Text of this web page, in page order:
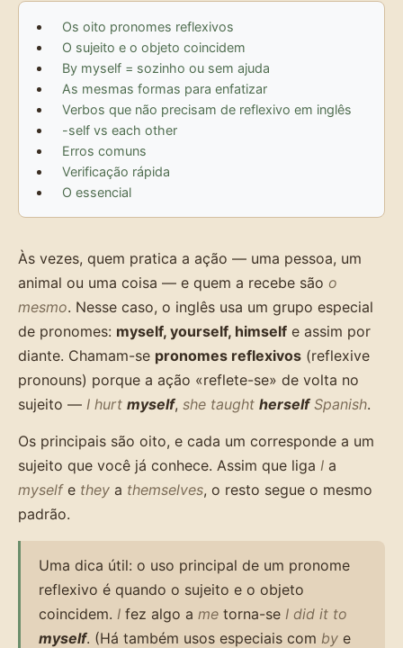
Os oito pronomes reflexivos
O sujeito e o objeto coincidem
By myself = sozinho ou sem ajuda
As mesmas formas para enfatizar
Verbos que não precisam de reflexivo em inglês
-self vs each other
Erros comuns
Verificação rápida
O essencial
Às vezes, quem pratica a ação — uma pessoa, um
animal ou uma coisa — e quem a recebe são o
mesmo. Nesse caso, o inglês usa um grupo especial
de pronomes: myself, yourself, himself e assim por
diante. Chamam-se pronomes reflexivos (reflexive
pronouns) porque a ação «reflete-se» de volta no
sujeito — I hurt myself, she taught herselfSpanish.
Os principais são oito, e cada um corresponde a um
sujeito que você já conhece. Assim que liga I a
myselfe they a themselves, o resto segue o mesmo
padrão.
Uma dica útil: o uso principal de um pronome
reflexivo é quando o sujeito e o objeto
coincidem. I fez algo a me torna-se I did it to
myself. (Há também usos especiais com by e